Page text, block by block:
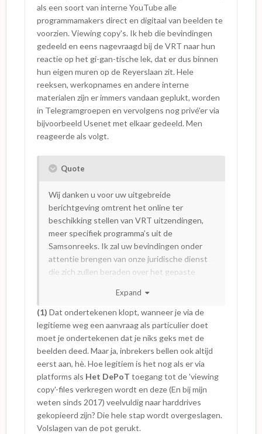
als een soort van interne YouTube alle
programmamakers direct en digitaal van beelden te
voorzien. Viewing copy's. Ik heb die bevindingen
gedeeld en eens nagevraagd bij de VRT naar hun
reactie op het gi-gan-tische lek, dat er dus binnen
hun eigen muren op de Reyerslaan zit. Hele
reeksen, werkopnames en andere interne
materialen zijn er immers vandaan geplukt, worden
in Telegramgroepen en vervolgens nog privé'er via
bijvoorbeeld Usenet met elkaar gedeeld. Men
reageerde als volgt.
Quote
Wij danken u voor uw uitgebreide
berichtgeving omtrent het online ter
beschikking stellen van VRT uitzendingen,
meer specifiek programma’s uit de
Samsonreeks. Ik zal uw bevindingen onder
attentie brengen van onze juridische dienst
die zich zullen beraden over het gepaste
wetgeving thuiskopie. Archief-klanten
ondertekenen een papier waarop de
beperkingen van het gebruik staan
aangegeven en commercialisering van deze
content is uitdrukkelijk verboden(1) . We
onderzoeken dan ook de te volgen procedure.
Alle richtlijnen voor aanvragen kopie archief
zijn te bekijken via:Kan ik materiaal opvragen
uit het VRT-archief?
Een eventueel lek uit depot lijkt me
onwaarschijnlijk(2)maar ik signaleer uw
Expand
(1) Dat ondertekenen klopt, wanneer je via de
legitieme weg een aanvraag als particulier doet
moet je ondertekenen dat je niks geks met de
beelden deed. Maar ja, inbrekers bellen ook altijd
eerst aan, hè. Hoe legitiem is het nog als er via
platforms als Het DePoT toegang tot de 'viewing
copy'-files verkregen wordt en deze (En bij mijn
weten sinds 2017) veelvuldig naar harddrives
gekopieerd zijn? Die hele stap wordt overgeslagen.
Volslagen van de pot gerukt.